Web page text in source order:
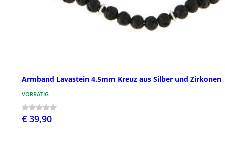
Armband Lavastein 4.5mm Kreuz aus Silber und Zirkonen
VORRÄTIG
€ 39,90